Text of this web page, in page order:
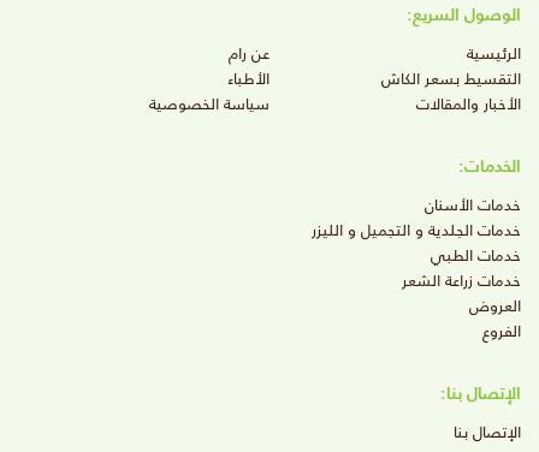
الوصول السريع:
الرئيسية
عن رام
التقسيط بسعر الكاش
الأطباء
الأخبار والمقالات
سياسة الخصوصية
الخدمات:
خدمات الأسنان
خدمات الجلدية و التجميل و الليزر
خدمات الطبي
خدمات زراعة الشعر
العروض
الفروع
الإتصال بنا:
الإتصال بنا